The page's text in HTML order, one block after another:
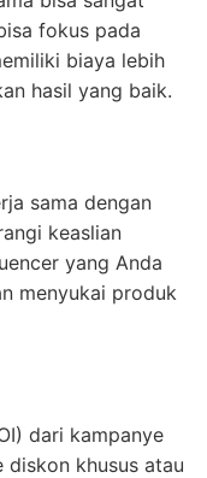
fokus pada
biaya lebih
hasil yang baik.
sama dengan
keaslian
yang Anda
menyukai produk
dari kampanye
diskon khusus atau